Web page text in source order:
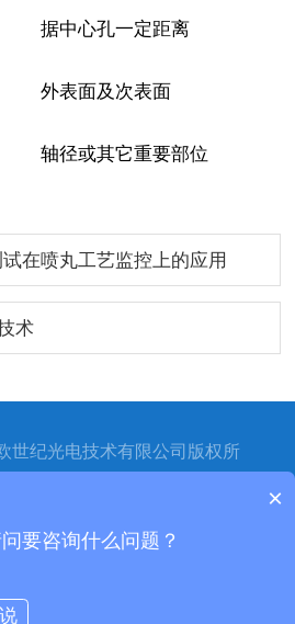
据中心孔一定距离
外表面及次表面
轴径或其它重要部位
在喷丸工艺监控上的应用
术
世纪光电技术有限公司版权所
8002 邮箱：volwin@volwin.cn
×
要咨询什么问题？